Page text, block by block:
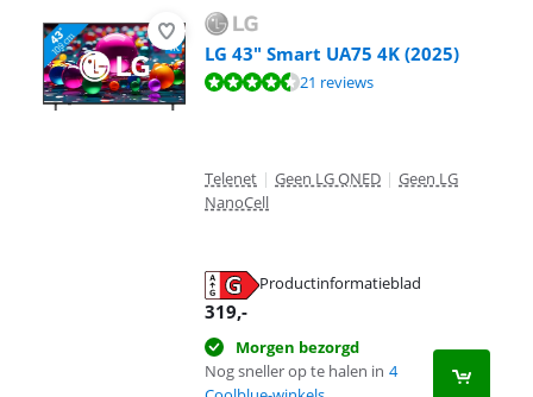
LG 43" Smart UA75 4K (2025)
Beoordeling is 8,8 van de 10, gebaseerd op 21 reviews.
21 reviews
Telenet | Geen LG QNED | Geen LG
NanoCell
Productinformatieblad
319,-
Morgen bezorgd
Nog sneller op te halen in 4